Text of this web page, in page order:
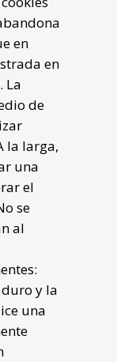
en
en
La
de
la larga,
una
el
se
al
y la
una